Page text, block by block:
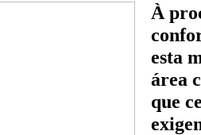
À
esta
área
que